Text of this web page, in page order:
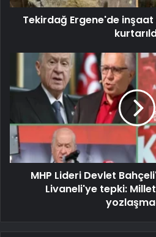
Tekirdağ Ergene'de
MHP Lideri Devlet
Livaneli'ye tepki: